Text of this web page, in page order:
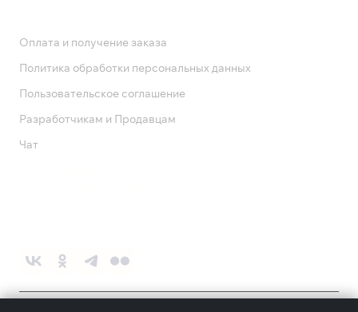
Оплата и получение заказа
Политика обработки персональных данных
Пользовательское соглашение
Разработчикам и Продавцам
Чат